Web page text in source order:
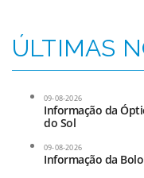
ÚLTIMAS
09-08-2026
Informação da
do Sol
09-08-2026
Informação da